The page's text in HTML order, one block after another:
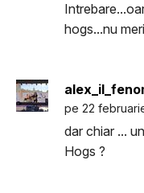
hogs...nu
pe 22
dar chiar ...
Hogs ?